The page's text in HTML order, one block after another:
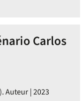
Carlos
Auteur | 2023